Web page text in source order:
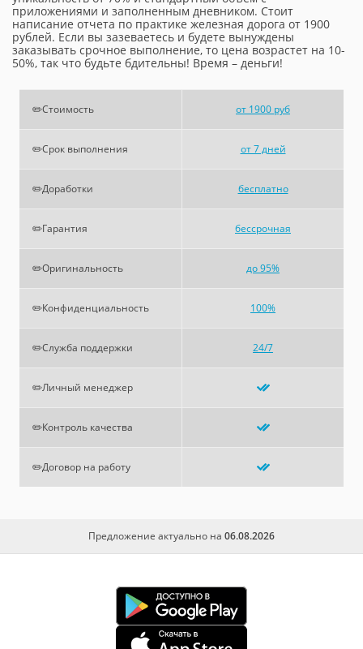
приложениями и заполненным дневником. Стоит
написание отчета по практике железная дорога от 1900
рублей. Если вы зазеваетесь и будете вынуждены
заказывать срочное выполнение, то цена возрастет на 10-
50%, так что будьте бдительны! Время – деньги!
✏️Стоимость от 1900 руб
✏️Срок выполнения от 7 дней
✏️Доработки бесплатно
✏️Гарантия бессрочная
✏️Оригинальность до 95%
✏️Конфиденциальность 100%
✏️Служба поддержки 24/7
✏️Личный менеджер
✏️Контроль качества
✏️Договор на работу
Предложение актуально на 06.08.2026